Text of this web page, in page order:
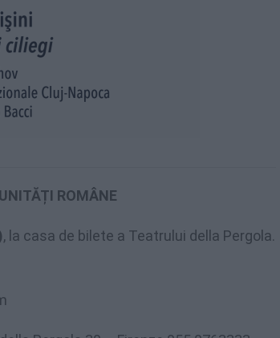
ROMÂNE
, la casa de bilete a Teatrului della Pergola.